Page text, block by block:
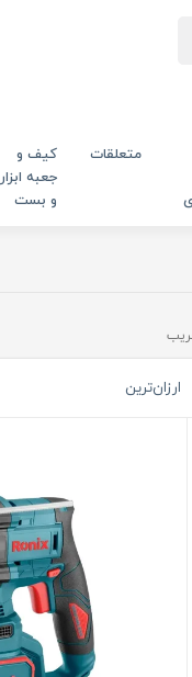
متعلقات
کیف و
جعبه ابزار
و بست
ارزان‌ترین